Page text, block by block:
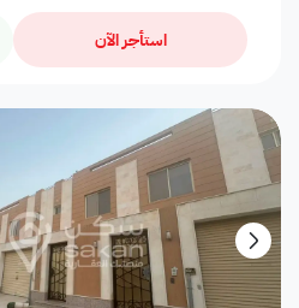
استأجر الآن